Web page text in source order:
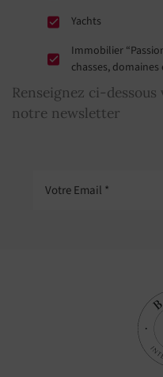
Yachts
Immobilier
chasses,
Renseignez ci-
notre newsletter